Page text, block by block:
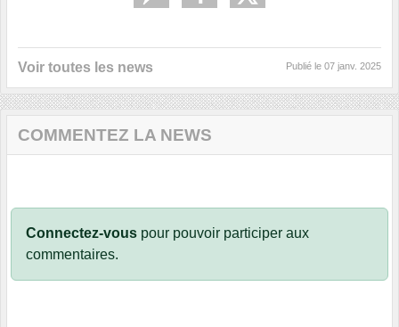
Voir toutes les news Publié le 07 janv. 2025
COMMENTEZ LA NEWS
Connectez-vous pour pouvoir participer aux
commentaires.